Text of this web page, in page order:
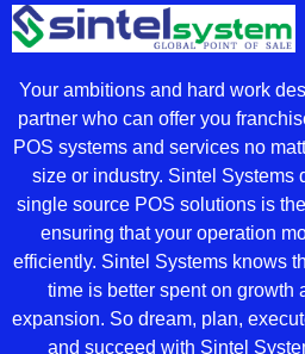
Your ambitions and hard work
partner who can offer you
POS systems and services no
size or industry. Sintel Systems
single source POS solutions is
ensuring that your operation
efficiently. Sintel Systems knows
time is better spent on growth
expansion. So dream, plan,
and succeed with Sintel